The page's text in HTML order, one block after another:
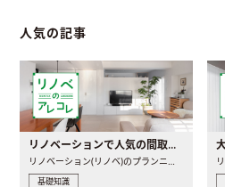
人気の記事
リノベーションで人気の間取りとは？トレンドの間取りと実例を徹底解説
基礎知識